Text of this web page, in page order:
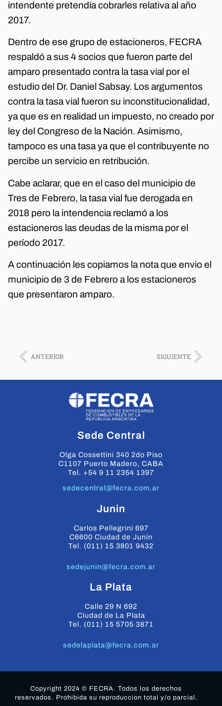
intendente pretendía cobrarles relativa al año
2017.
Dentro de ese grupo de estacioneros, FECRA
respaldó a sus 4 socios que fueron parte del
amparo presentado contra la tasa vial por el
estudio del Dr. Daniel Sabsay. Los argumentos
contra la tasa vial fueron su inconstitucionalidad,
ya que es en realidad un impuesto, no creado por
ley del Congreso de la Nación. Asimismo,
tampoco es una tasa ya que el contribuyente no
percibe un servicio en retribución.
Cabe aclarar, que en el caso del municipio de
Tres de Febrero, la tasa vial fue derogada en
2018 pero la intendencia reclamó a los
estacioneros las deudas de la misma por el
período 2017.
A continuación les copiamos la nota que envio el
municipio de 3 de Febrero a los estacioneros
que presentaron amparo.
ANTERIOR SIGUIENTE
Sede Central
Olga Cossettini 340 2do Piso
C1107 Puerto Madero, CABA
Tel. +54 9 11 2354 1397
sedecentral@fecra.com.ar
Junin
Carlos Pellegrini 697
C6600 Ciudad de Junín
Tel. (011) 15 3801 9432
sedejunin@fecra.com.ar
La Plata
Calle 29 N 692
Ciudad de La Plata
Tel. (011) 15 5705 3871
sedelaplata@fecra.com.ar
Copyright 2024 © FECRA. Todos los derechos
reservados. Prohibida su reproduccion total y/o parcial.